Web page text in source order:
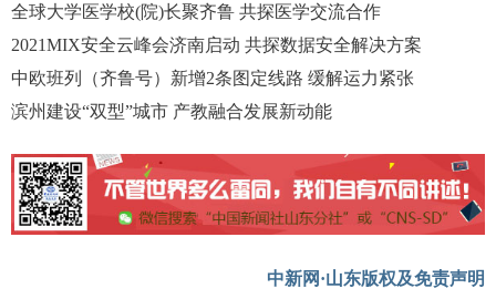
全球大学医学校(院)长聚齐鲁 共探医学交流合作
2021MIX安全云峰会济南启动 共探数据安全解决方案
中欧班列（齐鲁号）新增2条图定线路 缓解运力紧张
滨州建设“双型”城市 产教融合发展新动能
中新网·山东版权及免责声明